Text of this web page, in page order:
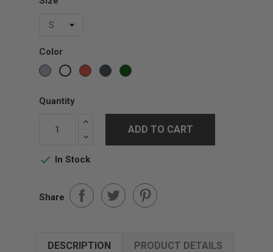
Color
Gris
WhiteRed BlackVert
Quantity
ADD TO CART
 In Stock
Share
DESCRIPTION PRODUCT DETAILS